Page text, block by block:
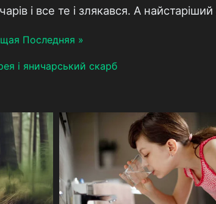
і все те і злякався. А
Последняя »
і яничарський скарб